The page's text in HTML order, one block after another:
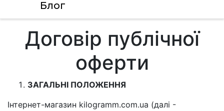
Блог
Договір публічної
оферти
ЗАГАЛЬНІ ПОЛОЖЕННЯ
Інтернет-магазин kilogramm.com.ua (далі -